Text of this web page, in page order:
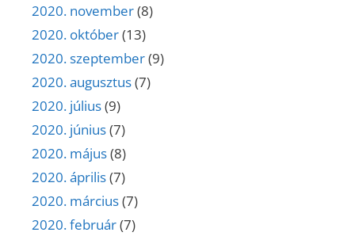
2020. november(8)
2020. október(13)
2020. szeptember(9)
2020. augusztus(7)
2020. július(9)
2020. június(7)
2020. május(8)
2020. április(7)
2020. március(7)
2020. február(7)